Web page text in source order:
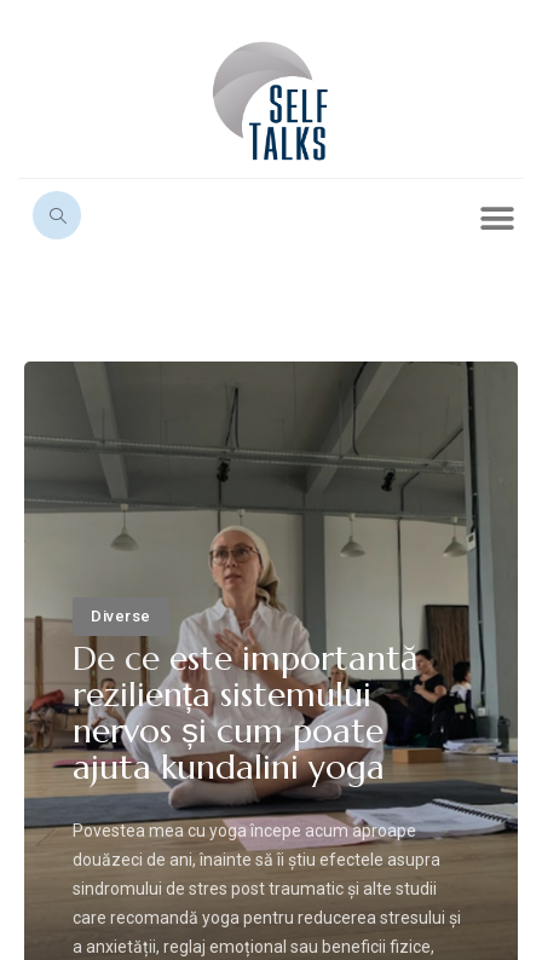
Diverse
De ce este importantă
reziliența sistemului
nervos și cum poate
ajuta kundalini yoga
Povestea mea cu yoga începe acum aproape
douăzeci de ani, înainte să îi știu efectele asupra
sindromului de stres post traumatic și alte studii
care recomandă yoga pentru reducerea stresului și
a anxietății, reglaj emoțional sau beneficii fizice,